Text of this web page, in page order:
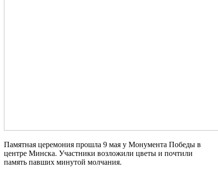
Памятная церемония прошла 9 мая у Монумента Победы в
центре Минска. Участники возложили цветы и почтили
память павших минутой молчания.